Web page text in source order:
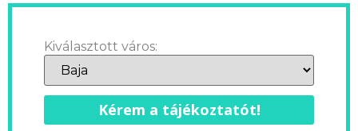
Kiválasztott város:
Kérem a tájékoztatót!